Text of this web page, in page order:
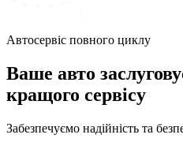
Автосервіс повного циклу
Ваше авто
кращого сервісу
Забезпечуємо надійність та